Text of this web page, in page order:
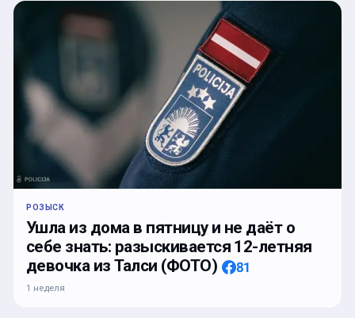
РОЗЫСК
Ушла из дома в пятницу и не даёт о
себе знать: разыскивается 12-летняя
девочка из Талси (ФОТО)
81
1 неделя